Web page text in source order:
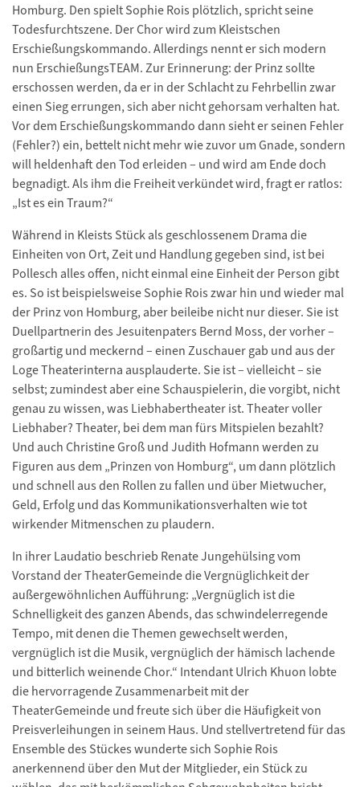
Homburg. Den spielt Sophie Rois plötzlich, spricht seine
Todesfurchtszene. Der Chor wird zum Kleistschen
Erschießungskommando. Allerdings nennt er sich modern
nun ErschießungsTEAM. Zur Erinnerung: der Prinz sollte
erschossen werden, da er in der Schlacht zu Fehrbellin zwar
einen Sieg errungen, sich aber nicht gehorsam verhalten hat.
Vor dem Erschießungskommando dann sieht er seinen Fehler
(Fehler?) ein, bettelt nicht mehr wie zuvor um Gnade, sondern
will heldenhaft den Tod erleiden – und wird am Ende doch
begnadigt. Als ihm die Freiheit verkündet wird, fragt er ratlos:
„Ist es ein Traum?“
Während in Kleists Stück als geschlossenem Drama die
Einheiten von Ort, Zeit und Handlung gegeben sind, ist bei
Pollesch alles offen, nicht einmal eine Einheit der Person gibt
es. So ist beispielsweise Sophie Rois zwar hin und wieder mal
der Prinz von Homburg, aber beileibe nicht nur dieser. Sie ist
Duellpartnerin des Jesuitenpaters Bernd Moss, der vorher –
großartig und meckernd – einen Zuschauer gab und aus der
Loge Theaterinterna ausplauderte. Sie ist – vielleicht – sie
selbst; zumindest aber eine Schauspielerin, die vorgibt, nicht
genau zu wissen, was Liebhabertheater ist. Theater voller
Liebhaber? Theater, bei dem man fürs Mitspielen bezahlt?
Und auch Christine Groß und Judith Hofmann werden zu
Figuren aus dem „Prinzen von Homburg“, um dann plötzlich
und schnell aus den Rollen zu fallen und über Mietwucher,
Geld, Erfolg und das Kommunikationsverhalten wie tot
wirkender Mitmenschen zu plaudern.
In ihrer Laudatio beschrieb Renate Jungehülsing vom
Vorstand der TheaterGemeinde die Vergnüglichkeit der
außergewöhnlichen Aufführung: „Vergnüglich ist die
Schnelligkeit des ganzen Abends, das schwindelerregende
Tempo, mit denen die Themen gewechselt werden,
vergnüglich ist die Musik, vergnüglich der hämisch lachende
und bitterlich weinende Chor.“ Intendant Ulrich Khuon lobte
die hervorragende Zusammenarbeit mit der
TheaterGemeinde und freute sich über die Häufigkeit von
Preisverleihungen in seinem Haus. Und stellvertretend für das
Ensemble des Stückes wunderte sich Sophie Rois
anerkennend über den Mut der Mitglieder, ein Stück zu